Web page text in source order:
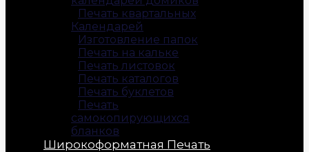
Печать квартальных
Календарей
Изготовление папок
Печать на кальке
Печать листовок
Печать каталогов
Печать буклетов
Печать
самокопирующихся
бланков
Широкоформатная Печать